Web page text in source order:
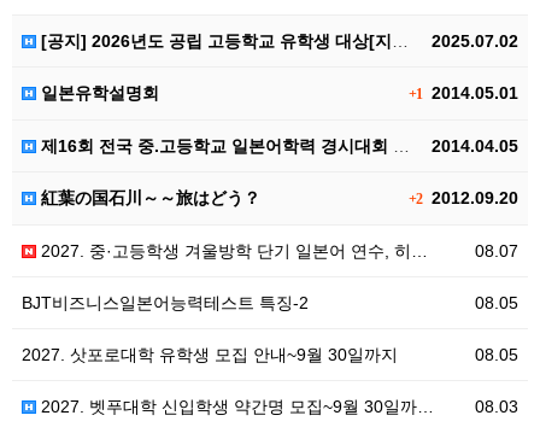
2025.07.02
[공지] 2026년도 공립 고등학교 유학생 대상[지역미…
+1 2014.05.01
일본유학설명회
2014.04.05
제16회 전국 중.고등학교 일본어학력 경시대회 안내
+22012.09.20
紅葉の国石川～～旅はどう？
08.07
2027. 중·고등학생 겨울방학 단기 일본어 연수, 히…
08.05
BJT비즈니스일본어능력테스트 특징-2
08.05
2027. 삿포로대학 유학생 모집 안내~9월 30일까지
08.03
2027. 벳푸대학 신입학생 약간명 모집~9월 30일까…